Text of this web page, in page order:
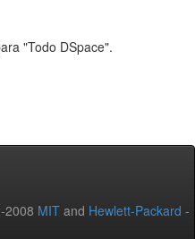
"Todo DSpace".
2008 MIT and Hewlett-Packard -